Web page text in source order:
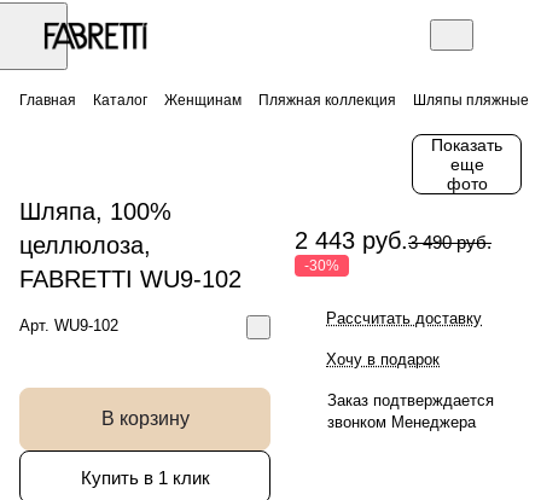
Главная Каталог Женщинам Пляжная коллекция Шляпы пляжные
Показать
еще
фото
Шляпа, 100%
целлюлоза,
FABRETTI WU9-102
Арт. WU9-102
В корзину
Купить в 1 клик
2 443 руб.3 490 руб.
-30%
Рассчитать доставку
Хочу в подарок
Заказ подтверждается
звонком Менеджера